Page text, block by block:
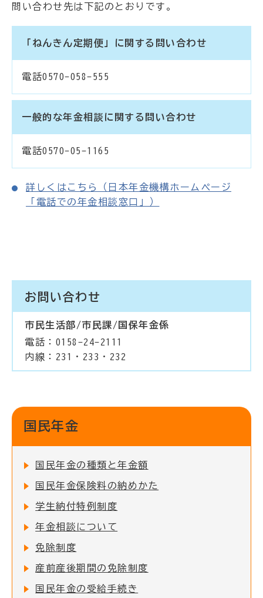
問い合わせ先は下記のとおりです。
「ねんきん定期便」に関する問い合わせ
電話0570-058-555
一般的な年金相談に関する問い合わせ
電話0570-05-1165
詳しくはこちら（日本年金機構ホームページ
「電話での年金相談窓口」）
お問い合わせ
市民生活部/市民課/国保年金係
電話：0158-24-2111
内線：231・233・232
国民年金
国民年金の種類と年金額
国民年金保険料の納めかた
学生納付特例制度
年金相談について
免除制度
産前産後期間の免除制度
国民年金の受給手続き